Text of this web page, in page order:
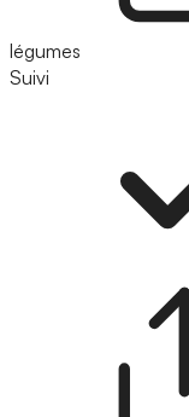
légumes
Suivi